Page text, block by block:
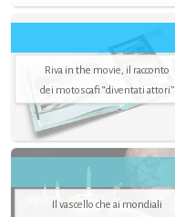
Riva in the movie, il racconto
dei motoscafi “diventati attori”
Il vascello che ai mondiali